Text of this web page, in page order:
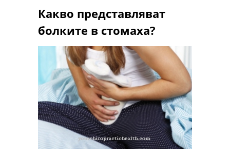
Какво представляват
болките в стомаха?